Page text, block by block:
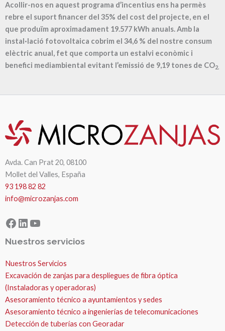
Acollir-nos en aquest programa d’incentius ens ha permès
rebre el suport financer del 35% del cost del projecte, en el
que produïm aproximadament 19.577 kWh anuals. Amb la
instal·lació fotovoltaica cobrim el 34,6 % del nostre consum
elèctric anual, fet que comporta un estalvi econòmic i
benefici mediambiental evitant l’emissió de 9,19 tones de CO2.
Avda. Can Prat 20, 08100
Mollet del Valles, España
93 198 82 82
info@microzanjas.com
Facebook
LinkedIn
YouTube
Nuestros servicios
Nuestros Servicios
Excavación de zanjas para despliegues de fibra óptica
(Instaladoras y operadoras)
Asesoramiento técnico a ayuntamientos y sedes
Asesoramiento técnico a ingenierías de telecomunicaciones
Detección de tuberías con Georadar